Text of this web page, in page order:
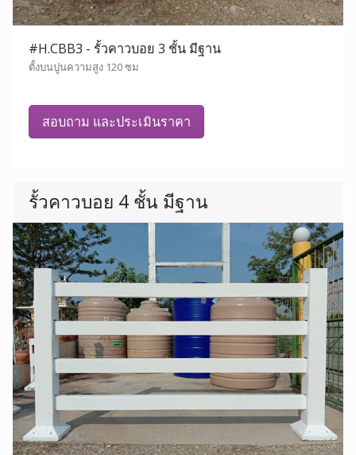
#H.CBB3 - รั้วคาวบอย 3 ชั้น มีฐาน
ตั้งบนปูนความสูง 120 ซม
สอบถาม และประเมินราคา
รั้วคาวบอย 4 ชั้น มีฐาน